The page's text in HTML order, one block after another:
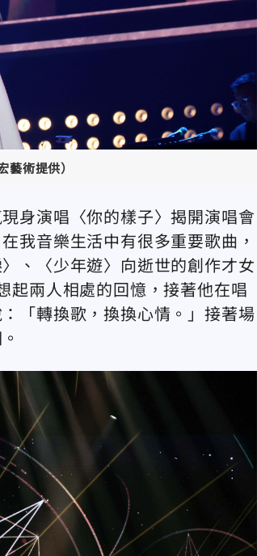
藝術提供）
身演唱〈你的樣子〉揭開演唱會
我音樂生活中有很多重要歌曲，
、〈少年遊〉向逝世的創作才女
起兩人相處的回憶，接著他在唱
「轉換歌，換換心情。」接著場